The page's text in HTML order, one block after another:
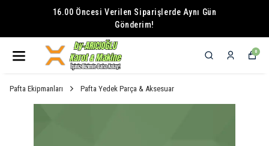
16.00 Öncesi Verilen Siparişlerde Aynı Gün
Gönderim!
0
Pafta Ekipmanları Pafta Yedek Parça & Aksesuar